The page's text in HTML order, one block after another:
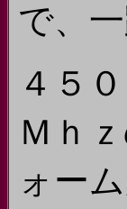
で、
４５
Ｍｈ
ォー